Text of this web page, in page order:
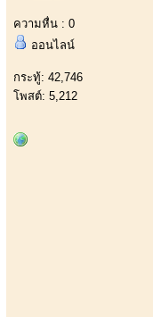
ความหื่น : 0
ออนไลน์
กระทู้: 42,746
โพสต์: 5,212